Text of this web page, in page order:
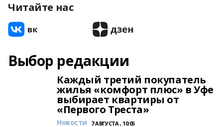
Читайте нас
Выбор редакции
Каждый третий покупатель
жилья «комфорт плюс» в Уфе
выбирает квартиры от
«Первого Треста»
Новости 7 АВГУСТА , 10:05